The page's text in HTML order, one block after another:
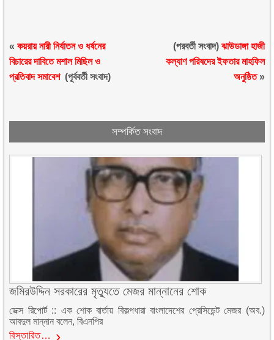
«কয়রায় নারী নির্যাতন ও ধর্ষনের
বিচারের দাবিতে মশাল মিছিল ও
প্রতিবাদ সমাবেশ (পূর্ববর্তী সংবাদ)
(পরবর্তী সংবাদ) ঝাউডাঙ্গা হাজী
কল্যাণ পরিষদের ইফতার মাহফিল
অনুষ্ঠিত»
সম্পর্কিত সংবাদ
জমিরউদ্দিন সরকারের মৃত্যুতে মেজর মান্নানের শোক
ডেক্স রিপোর্ট :: এক শোক বার্তায় বিকল্পধারা বাংলাদেশের প্রেসিডেন্ট মেজর (অব.)
আবদুল মান্নান বলেন, বিএনপির
বিস্তারিত…